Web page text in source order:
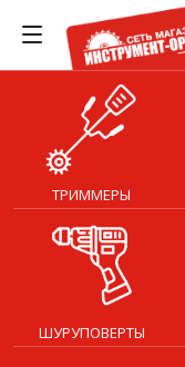
ТРИММЕРЫ
ШУРУПОВЕРТЫ